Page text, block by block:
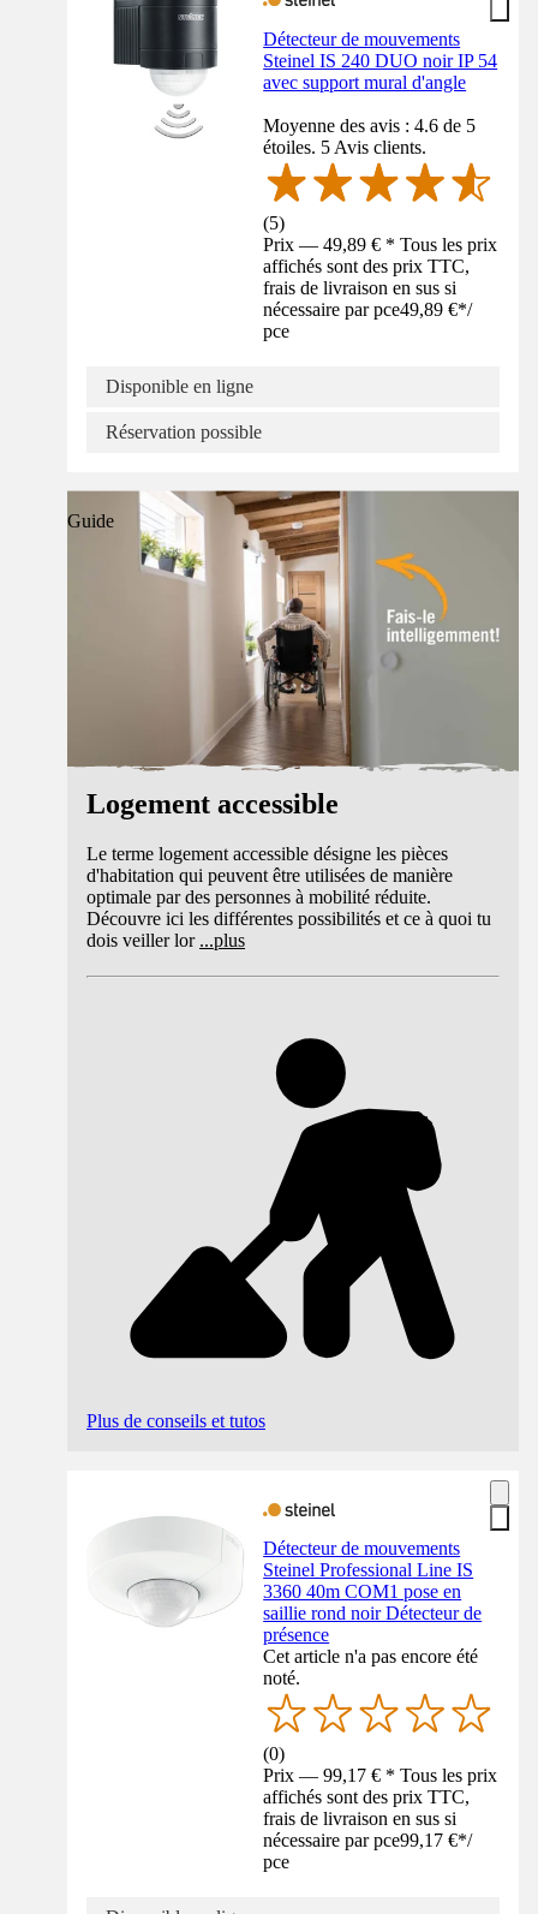
Détecteur de mouvements
Steinel IS 240 DUO noir IP 54
avec support mural d'angle
Moyenne des avis : 4.6 de 5
étoiles. 5 Avis clients.
(5)
Prix — 49,89 € * Tous les prix
affichés sont des prix TTC,
frais de livraison en sus si
nécessaire par pce49,89 €*/
pce
Disponible en ligne
Réservation possible
Guide
Logement accessible
Le terme logement accessible désigne les pièces
d'habitation qui peuvent être utilisées de manière
optimale par des personnes à mobilité réduite.
Découvre ici les différentes possibilités et ce à quoi tu
dois veiller lor ...plus
Plus de conseils et tutos
Détecteur de mouvements
Steinel Professional Line IS
3360 40m COM1 pose en
saillie rond noir Détecteur de
présence
Cet article n'a pas encore été
noté.
(0)
Prix — 99,17 € * Tous les prix
affichés sont des prix TTC,
frais de livraison en sus si
nécessaire par pce99,17 €*/
pce